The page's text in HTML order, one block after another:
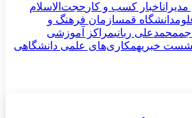
اخبار کسب و کار حجت‌الاسلام
دانشگاه قمسازمان فرهنگ و
محمدعلی ربانیمراکز آموزشی
خبریهمکاری‌های علمی دانشگاهی